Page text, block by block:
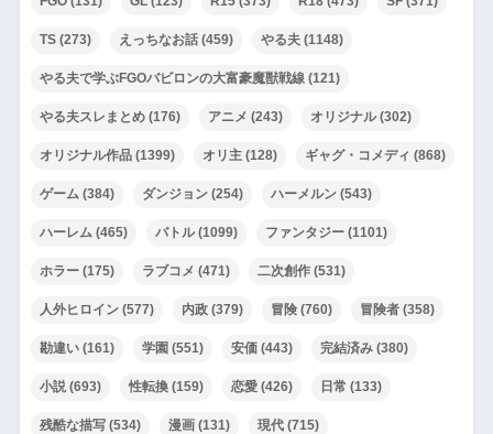
TS(273) えっちなお話(459) やる夫(1148)
やる夫で学ぶFGOバビロンの大富豪魔獣戦線(121)
やる夫スレまとめ(176) アニメ (243) オリジナル(302)
オリジナル作品(1399) オリ主(128) ギャグ・コメディ (868)
ゲーム (384) ダンジョン(254) ハーメルン(543)
ハーレム (465) バトル(1099) ファンタジー(1101)
ホラー(175) ラブコメ (471) 二次創作(531)
人外ヒロイン(577) 内政(379) 冒険(760) 冒険者(358)
勘違い(161) 学園 (551) 安価(443) 完結済み(380)
小説(693) 性転換(159) 恋愛(426) 日常 (133)
残酷な描写(534) 漫画(131) 現代(715)